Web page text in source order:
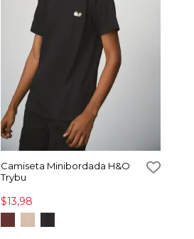
Camiseta Minibordada H&O
Trybu
$13,98